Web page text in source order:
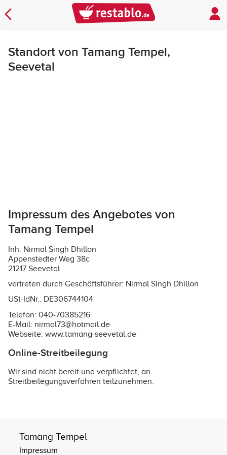
Standort von Tamang Tempel,
Seevetal
Impressum des Angebotes von
Tamang Tempel
Inh. Nirmal Singh Dhillon
Appenstedter Weg 38c
21217 Seevetal
vertreten durch Geschäftsführer: Nirmal Singh Dhillon
USt-IdNr.: DE306744104
Telefon: 040-70385216
E-Mail: nirmal73@hotmail.de
Webseite: www.tamang-seevetal.de
Online-Streitbeilegung
Wir sind nicht bereit und verpflichtet, an
Streitbeilegungsverfahren teilzunehmen.
Tamang Tempel
Impressum